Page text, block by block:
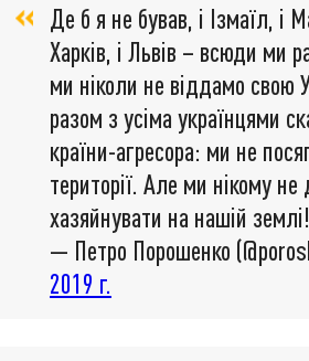
Де б я не бував, і Ізмаїл, і
Харків, і Львів – всюди ми
ми ніколи не віддамо свою
разом з усіма українцями
країни-агресора: ми не
території. Але ми нікому
хазяйнувати на нашій землі!
— Петро Порошенко
2019 г.